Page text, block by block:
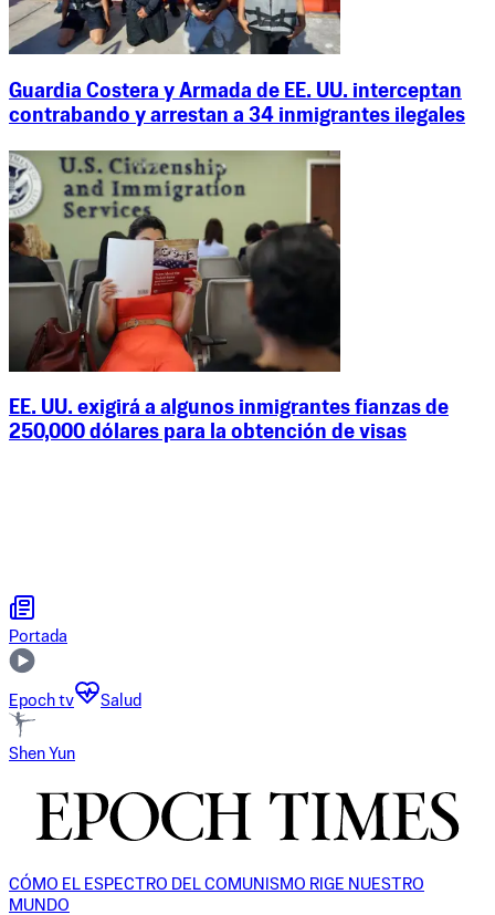
Guardia Costera y Armada de EE. UU. interceptan
contrabando y arrestan a 34 inmigrantes ilegales
EE. UU. exigirá a algunos inmigrantes fianzas de
250,000 dólares para la obtención de visas
Portada
Epoch tv Salud
Shen Yun
CÓMO EL ESPECTRO DEL COMUNISMO RIGE NUESTRO
MUNDO